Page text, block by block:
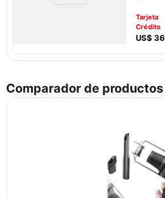
Tarjeta
Crédito
US$ 36
Comparador de productos